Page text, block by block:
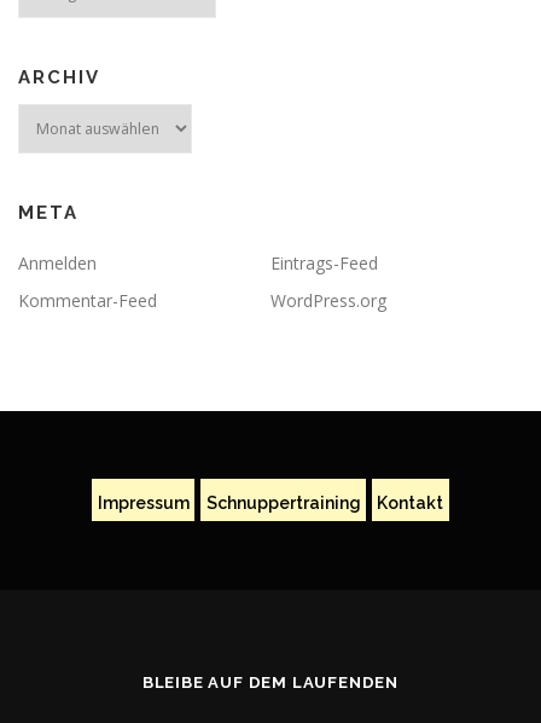
ARCHIV
META
Anmelden
Eintrags-Feed
Kommentar-Feed
WordPress.org
Impressum Schnuppertraining Kontakt
BLEIBE AUF DEM LAUFENDEN